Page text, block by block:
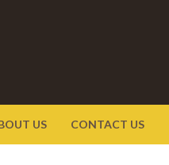
US CONTACT US